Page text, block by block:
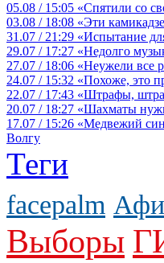
05.08 / 15:05 «Спятили со
03.08 / 18:08 «Эти
31.07 / 21:29 «Испытание
29.07 / 17:27 «Недолго
27.07 / 18:06 «Неужели все
24.07 / 15:32 «Похоже, это
22.07 / 17:43 «Штрафы,
20.07 / 18:27 «Шахматы
17.07 / 15:26 «Медвежий
Волгу
Теги
facepalm
Выборы